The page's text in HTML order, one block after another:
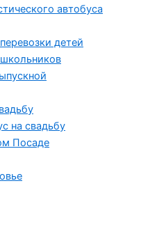
автобуса
детей
на свадьбу
Посаде